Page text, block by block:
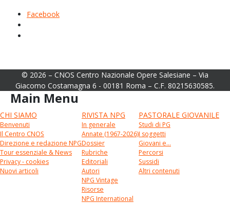
Facebook
© 2026 – CNOS Centro Nazionale Opere Salesiane – Via
Giacomo Costamagna 6 - 00181 Roma – C.F. 80215630585.
Main Menu
CHI SIAMO
Benvenuti
Il Centro CNOS
Direzione e redazione NPG
Tour essenziale & News
Privacy - cookies
Nuovi articoli
RIVISTA NPG
In generale
Annate (1967-2026)
Dossier
Rubriche
Editoriali
Autori
NPG Vintage
Risorse
NPG International
PASTORALE GIOVANILE
Studi di PG
I soggetti
Giovani e...
Percorsi
Sussidi
Altri contenuti